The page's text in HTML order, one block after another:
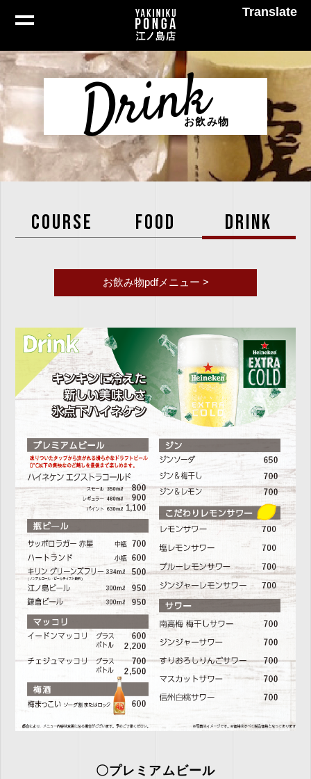
Drink
お飲み物
COURSE FOOD DRINK
お飲み物pdfメニュー >
〇プレミアムビール
Translate